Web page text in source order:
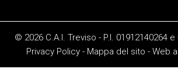
© 2026 C.A.I. Treviso - P.I. 01912140264 e
Privacy Policy - Mappa del sito - Web